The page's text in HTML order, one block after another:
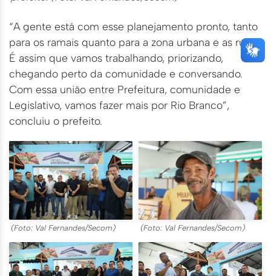
“A gente está com esse planejamento pronto, tanto
para os ramais quanto para a zona urbana e as ruas.
É assim que vamos trabalhando, priorizando,
chegando perto da comunidade e conversando.
Com essa união entre Prefeitura, comunidade e
Legislativo, vamos fazer mais por Rio Branco”,
concluiu o prefeito.
(Foto: Val Fernandes/Secom) (Foto: Val Fernandes/Secom)